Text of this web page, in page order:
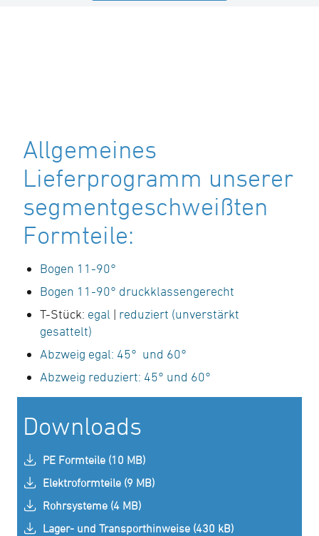
Allgemeines
Lieferprogramm unserer
segmentgeschweißten
Formteile:
Bogen 11-90°
Bogen 11-90° druckklassengerecht
T-Stück: egal | reduziert (unverstärkt
gesattelt)
Abzweig egal: 45° und 60°
Abzweig reduziert: 45° und 60°
Downloads
PE Formteile (10 MB)
Elektroformteile (9 MB)
Rohrsysteme (4 MB)
Lager- und Transporthinweise (430 kB)